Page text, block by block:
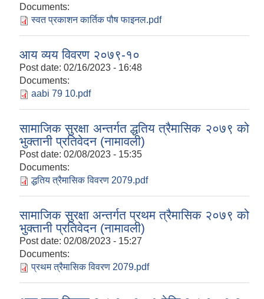
Documents:
स्वत प्रकाशन कार्तिक पौष फाइनल.pdf
आय व्यय विवरण २०७९-१०
Post date: 02/16/2023 - 16:48
Documents:
aabi 79 10.pdf
सामाजिक सुरक्षा अन्तर्गत द्धतिय त्रैमासिक २०७९ को
भुक्तानी प्रतिवेदन (नामावली)
Post date: 02/08/2023 - 15:35
Documents:
द्धतिय त्रैमासिक विवरण 2079.pdf
सामाजिक सुरक्षा अन्तर्गत प्रथम त्रैमासिक २०७९ को
भुक्तानी प्रतिवेदन (नामावली)
Post date: 02/08/2023 - 15:27
Documents:
प्रथम त्रैमासिक विवरण 2079.pdf